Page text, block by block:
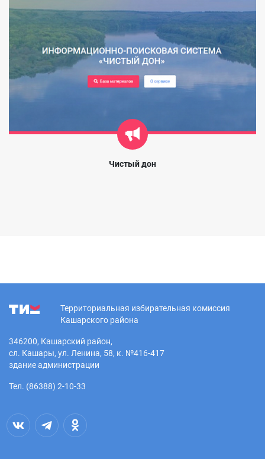
Чистый дон
Территориальная избирательная комиссия
Кашарского района
346200, Кашарский район,
сл. Кашары, ул. Ленина, 58, к. №416-417
здание администрации
Тел. (86388) 2-10-33